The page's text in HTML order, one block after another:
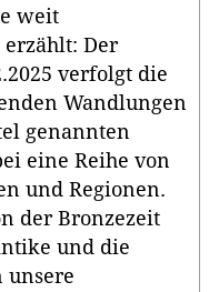
weit
erzählt: Der
verfolgt die
Wandlungen
genannten
eine Reihe von
und Regionen.
der Bronzezeit
und die
unsere